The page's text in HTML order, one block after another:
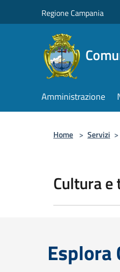
Regione Campania
Amministrazione
Home > Servizi >
Cultura